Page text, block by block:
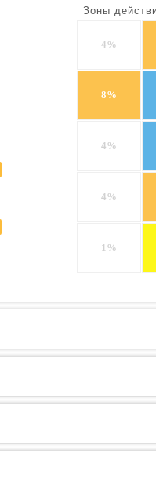
Зоны
4%
8%
4%
4%
1%